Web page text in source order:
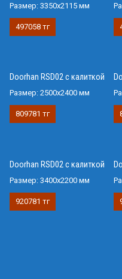
Размер: 3350х2115 мм
497058 тг
Doorhan RSD02 с калиткой
Размер: 2500х2400 мм
809781 тг
Doorhan RSD02 с калиткой
Размер: 3400х2200 мм
920781 тг